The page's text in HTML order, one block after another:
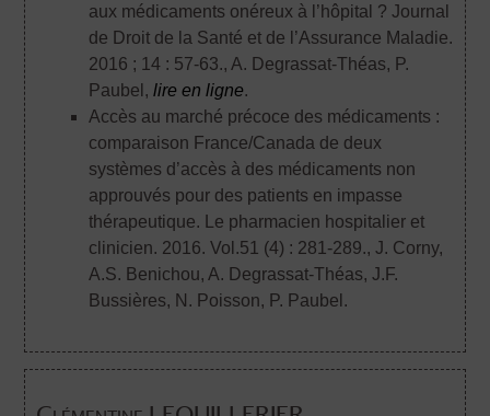
aux médicaments onéreux à l’hôpital ? Journal
de Droit de la Santé et de l’Assurance Maladie.
2016 ; 14 : 57-63., A. Degrassat-Théas, P.
Paubel,lire en ligne.
Accès au marché précoce des médicaments :
comparaison France/Canada de deux
systèmes d’accès à des médicaments non
approuvés pour des patients en impasse
thérapeutique. Le pharmacien hospitalier et
clinicien. 2016. Vol.51 (4) : 281-289., J. Corny,
A.S. Benichou, A. Degrassat-Théas, J.F.
Bussières, N. Poisson, P. Paubel.